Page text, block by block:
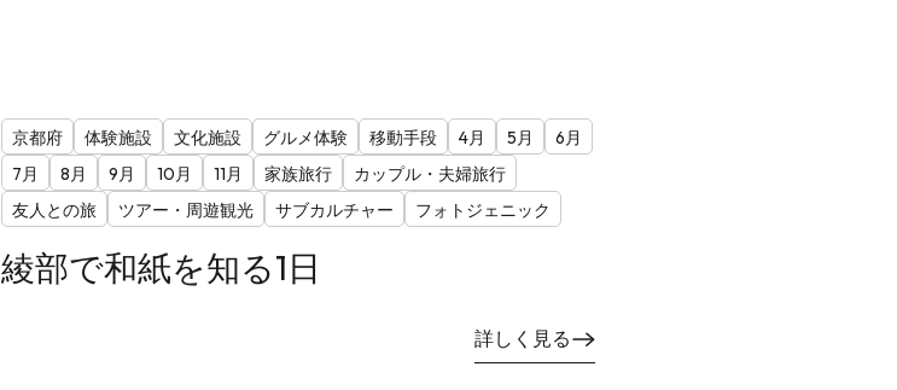
京都府 体験施設 文化施設 グルメ体験 移動手段 4月 5月
6月
7月
8月 9月 10月 11月 家族旅行
カップル・夫婦旅行
友人との旅
ツアー・周遊観光 サブカルチャー フォトジェニック
綾部で和紙を知る1日
詳しく見る